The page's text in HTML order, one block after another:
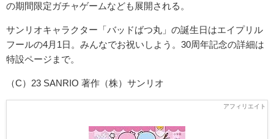
の期間限定ガチャゲームなども展開される。
サンリオキャラクター「バッドばつ丸」の誕生日はエイプリル
フールの4月1日。みんなでお祝いしよう。30周年記念の詳細は
特設ページまで。
（C）23 SANRIO 著作（株）サンリオ